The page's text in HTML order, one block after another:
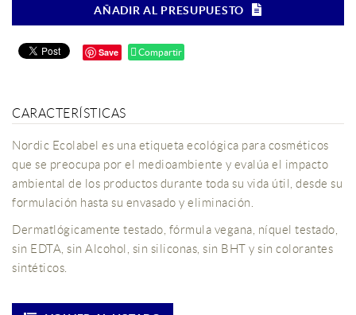
AÑADIR AL PRESUPUESTO
Save Compartir
CARACTERÍSTICAS
Nordic Ecolabel es una etiqueta ecológica para cosméticos
que se preocupa por el medioambiente y evalúa el impacto
ambiental de los productos durante toda su vida útil, desde su
formulación hasta su envasado y eliminación.
Dermatlógicamente testado, fórmula vegana, níquel testado,
sin EDTA, sin Alcohol, sin siliconas, sin BHT y sin colorantes
sintéticos.